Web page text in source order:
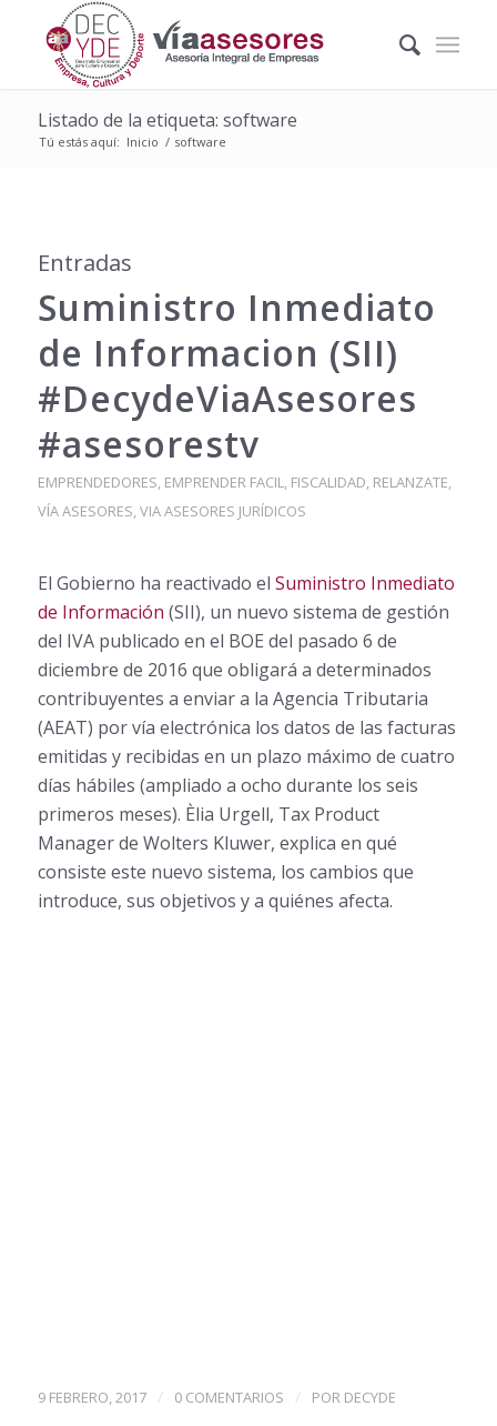
Listado de la etiqueta: software
Tú estás aquí: Inicio / software
Entradas
Suministro Inmediato
de Informacion (SII)
#DecydeViaAsesores
#asesorestv
EMPRENDEDORES, EMPRENDER FACIL, FISCALIDAD, RELANZATE,
VÍA ASESORES,VIA ASESORES JURÍDICOS
El Gobierno ha reactivado el Suministro Inmediato
de Información (SII), un nuevo sistema de gestión
del IVA publicado en el BOE del pasado 6 de
diciembre de 2016 que obligará a determinados
contribuyentes a enviar a la Agencia Tributaria
(AEAT) por vía electrónica los datos de las facturas
emitidas y recibidas en un plazo máximo de cuatro
días hábiles (ampliado a ocho durante los seis
primeros meses). Èlia Urgell, Tax Product
Manager de Wolters Kluwer, explica en qué
consiste este nuevo sistema, los cambios que
introduce, sus objetivos y a quiénes afecta.
9 FEBRERO, 2017 / 0 COMENTARIOS / POR DECYDE